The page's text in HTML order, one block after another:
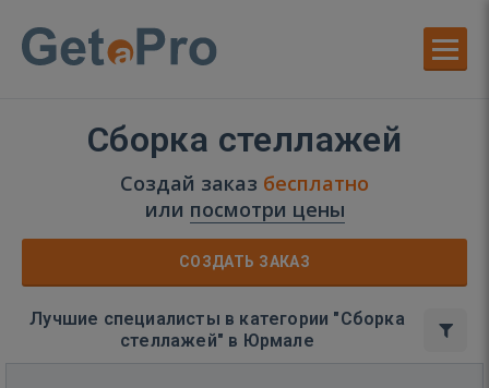
Сборка стеллажей
Создай заказ бесплатно
или посмотри цены
СОЗДАТЬ ЗАКАЗ
Лучшие специалисты в категории "Сборка
стеллажей" в Юрмале